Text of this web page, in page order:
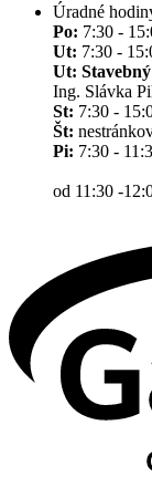
Úradné
Po: 7:30 -
Ut: 7:30 -
Ut:
Ing. Slávka
St: 7:30 -
Št:
Pi: 7:30 -
od 11:30 -